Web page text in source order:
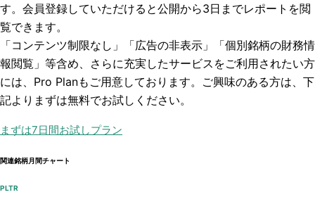
す。会員登録していただけると公開から3日までレポートを閲
覧できます。
「コンテンツ制限なし」「広告の非表示」「個別銘柄の財務情
報閲覧」 等含め、さらに充実したサービスをご利用されたい方
には、Pro Planもご用意しております。ご興味のある方は、下
記よりまずは無料でお試しください。
まずは7日間お試しプラン
関連銘柄月間チャート
PLTR